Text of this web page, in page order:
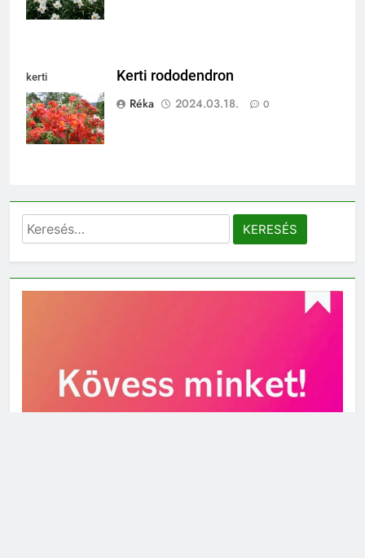
kerti
rododendron
Kerti rododendron
Réka
2024.03.18. 0
Keresés: